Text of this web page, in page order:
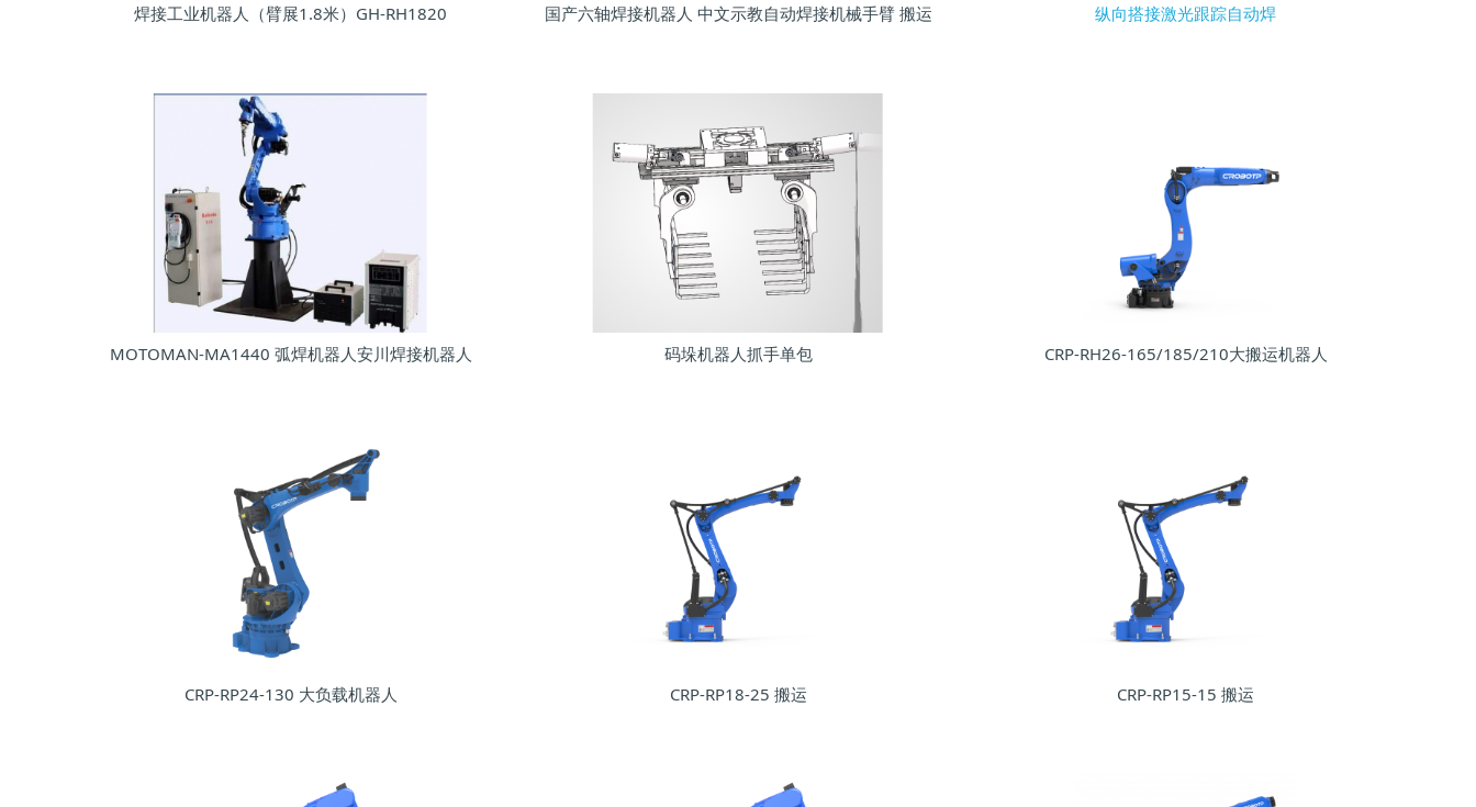
焊接工业机器人（臂展1.8米）GH-RH1820 国产六轴焊接机器人 中文示教自动焊接机械手臂 搬运冲压机器人 纵向搭接激光跟踪自动焊
MOTOMAN-MA1440 弧焊机器人安川焊接机器人 码垛机器人抓手单包 CRP-RH26-165/185/210大搬运机器人
CRP-RP24-130 大负载机器人 CRP-RP18-25 搬运 CRP-RP15-15 搬运